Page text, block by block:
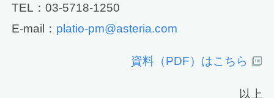
TEL：03-5718-1250
E-mail： platio-pm@asteria.com
資料（PDF）はこちら
以上